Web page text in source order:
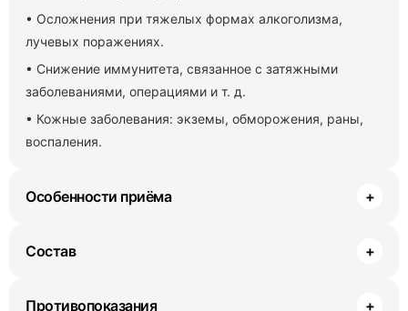
• Осложнения при тяжелых формах алкоголизма,
лучевых поражениях.
• Снижение иммунитета, связанное с затяжными
заболеваниями, операциями и т. д.
• Кожные заболевания: экземы, обморожения, раны,
воспаления.
Особенности приёма +
Состав +
Противопоказания +